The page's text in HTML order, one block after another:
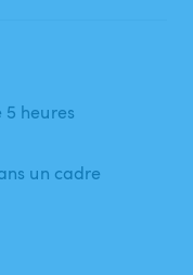
heures
un cadre